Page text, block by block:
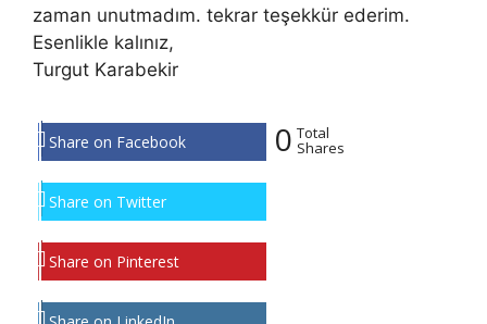
zaman unutmadım. tekrar teşekkür ederim.
Esenlikle kalınız,
Turgut Karabekir
Share on Facebook
Share on Twitter
Share on Pinterest
0 Total
Shares